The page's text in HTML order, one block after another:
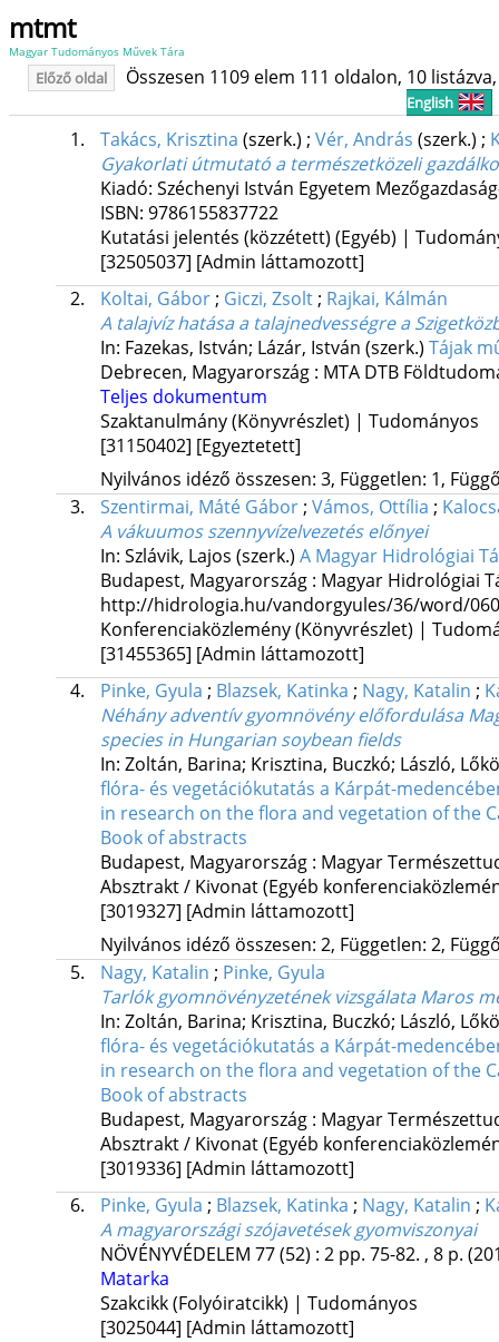
mtmt
Magyar Tudományos Művek Tára
Előző oldal Összesen 1109 elem 111 oldalon, 10
English
1. Takács, Krisztina (szerk.) ; Vér, András (szerk.) ;
Gyakorlati útmutató a természetközeli
Kiadó: Széchenyi István Egyetem
ISBN: 9786155837722
Kutatási jelentés (közzétett) (Egyéb) |
[32505037] [Admin láttamozott]
2.
Koltai, Gábor; Giczi, Zsolt; Rajkai, Kálmán
A talajvíz hatása a talajnedvességre a
In: Fazekas, István; Lázár, István (szerk.) Tájak
Debrecen, Magyarország : MTA DTB
Teljes dokumentum
Szaktanulmány (Könyvrészlet) | Tudományos
[31150402] [Egyeztetett]
Nyilvános idéző összesen: 3, Független: 1,
3.
Szentirmai, Máté Gábor; Vámos, Ottília ;
A vákuumos szennyvízelvezetés előnyei
In: Szlávik, Lajos (szerk.) A Magyar Hidrológiai
Budapest, Magyarország : Magyar Hidrológiai
http://hidrologia.hu/vandorgyules/36/word/
Konferenciaközlemény (Könyvrészlet) |
[31455365] [Admin láttamozott]
4.
Pinke, Gyula ; Blazsek, Katinka ; Nagy, Katalin ;
Néhány adventív gyomnövény előfordulása
species in Hungarian soybean fields
In: Zoltán, Barina; Krisztina, Buczkó; László,
flóra- és vegetációkutatás a Kárpát-
in research on the flora and vegetation of the
Book of abstracts
Budapest, Magyarország : Magyar
Absztrakt / Kivonat (Egyéb
[3019327] [Admin láttamozott]
Nyilvános idéző összesen: 2, Független: 2,
5.
Nagy, Katalin ; Pinke, Gyula
Tarlók gyomnövényzetének vizsgálata Maros
In: Zoltán, Barina; Krisztina, Buczkó; László,
flóra- és vegetációkutatás a Kárpát-
in research on the flora and vegetation of the
Book of abstracts
Budapest, Magyarország : Magyar
Absztrakt / Kivonat (Egyéb
[3019336] [Admin láttamozott]
6.
Pinke, Gyula ; Blazsek, Katinka ; Nagy, Katalin ;
A magyarországi szójavetések gyomviszonyai
NÖVÉNYVÉDELEM 77 (52) : 2 pp. 75-82. , 8 p.
Matarka
Szakcikk (Folyóiratcikk) | Tudományos
[3025044] [Admin láttamozott]